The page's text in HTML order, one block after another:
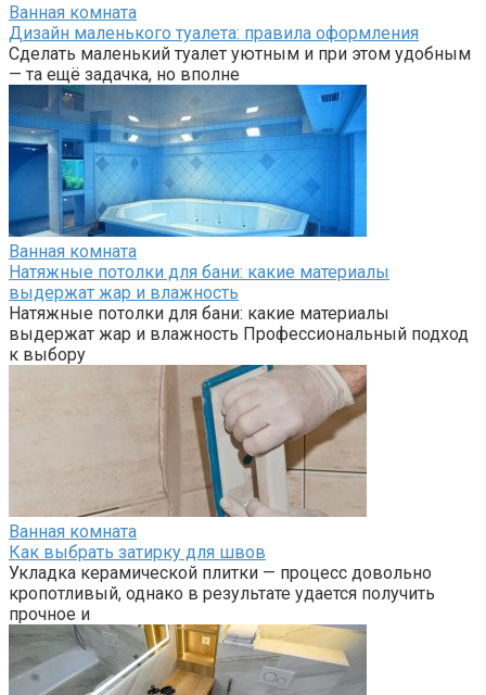
Ванная комната
Дизайн маленького туалета: правила оформления
Сделать маленький туалет уютным и при этом удобным
— та ещё задачка, но вполне
Ванная комната
Натяжные потолки для бани: какие материалы
выдержат жар и влажность
Натяжные потолки для бани: какие материалы
выдержат жар и влажность Профессиональный подход
к выбору
Ванная комната
Как выбрать затирку для швов
Укладка керамической плитки — процесс довольно
кропотливый, однако в результате удается получить
прочное и